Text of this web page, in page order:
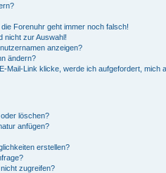
Forenuhr geht immer noch falsch!
nicht zur Auswahl!
anzeigen?
ändern?
Mail-Link klicke, werde ich aufgefordert, mich
löschen?
anfügen?
erstellen?
zugreifen?